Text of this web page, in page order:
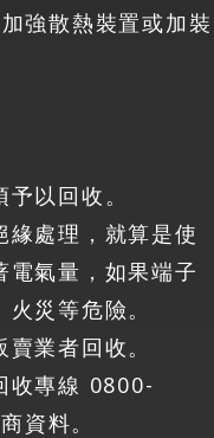
強散熱裝置或加裝
以回收。
緣處理，就算是使
電氣量，如果端子
災等危險。
業者回收。
收專線 0800-
資料。